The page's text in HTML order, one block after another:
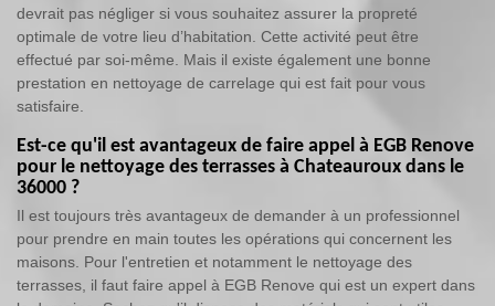
devrait pas négliger si vous souhaitez assurer la propreté
optimale de votre lieu d’habitation. Cette activité peut être
effectué par soi-même. Mais il existe également une bonne
prestation en nettoyage de carrelage qui est fait pour vous
satisfaire.
Est-ce qu'il est avantageux de faire appel à EGB Renove
pour le nettoyage des terrasses à Chateauroux dans le
36000 ?
Il est toujours très avantageux de demander à un professionnel
pour prendre en main toutes les opérations qui concernent les
maisons. Pour l'entretien et notamment le nettoyage des
terrasses, il faut faire appel à EGB Renove qui est un expert dans